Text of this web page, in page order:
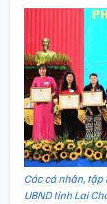
Các cá nhân,
UBND tỉnh Lai